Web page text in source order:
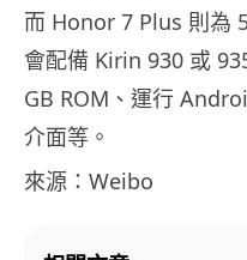
而 Honor 7 Plus 則為
會配備 Kirin 930 或
GB ROM、運行
介面等。
來源：Weibo